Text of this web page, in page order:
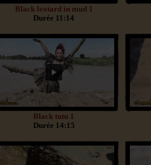
Black leotard in mud 1
Durée 11:14
Black tutu 1
Durée 14:15